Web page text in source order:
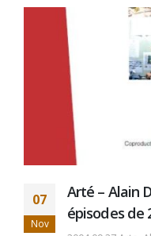
09
Fév
Rédacteur
Consacré
métiers de la...